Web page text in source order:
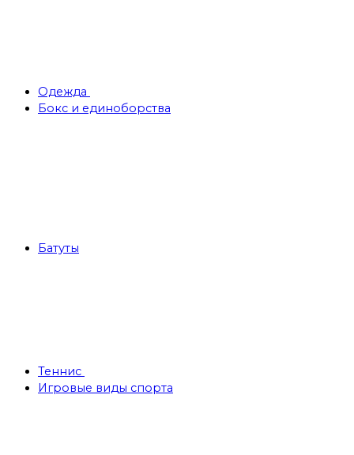
Одежда
Бокс и единоборства
Батуты
Теннис
Игровые виды спорта